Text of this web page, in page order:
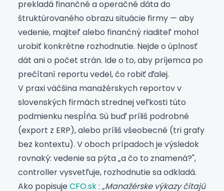
prekladá finančné a operačné dáta do
štruktúrovaného obrazu situácie firmy — aby
vedenie, majiteľ alebo finančný riaditeľ mohol
urobiť konkrétne rozhodnutie. Nejde o úplnosť
dát ani o počet strán. Ide o to, aby príjemca po
prečítaní reportu vedel, čo robiť ďalej.
V praxi väčšina manažérskych reportov v
slovenských firmách strednej veľkosti túto
podmienku nespĺňa. Sú buď príliš podrobné
(export z ERP), alebo príliš všeobecné (tri grafy
bez kontextu). V oboch prípadoch je výsledok
rovnaký: vedenie sa pýta „a čo to znamená?",
controller vysvetľuje, rozhodnutie sa odkladá.
Ako popisujeCFO.sk: „Manažérske výkazy čítajú